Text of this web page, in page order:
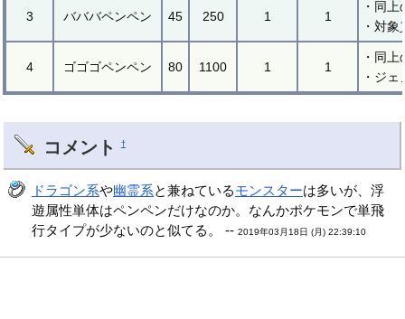
3 バババペンペン 45 250 1 1
・同
・対象
4 ゴゴゴペンペン 80 1100 1 1
・同
・ジ
コメント †
ドラゴン系や幽霊系と兼ねているモンスターは多いが、浮
遊属性単体はペンペンだけなのか。なんかポケモンで単飛
行タイプが少ないのと似てる。 --2019年03月18日 (月) 22:39:10